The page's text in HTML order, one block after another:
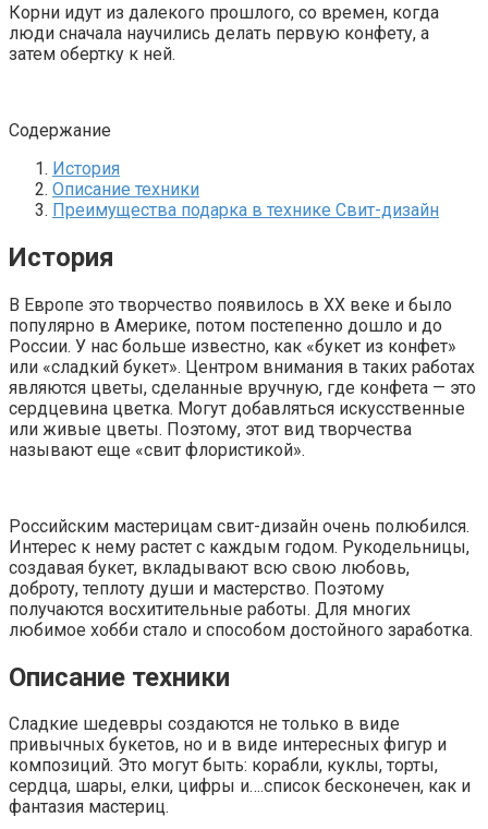
Корни идут из далекого прошлого, со времен, когда
люди сначала научились делать первую конфету, а
затем обертку к ней.
Содержание
История
Описание техники
Преимущества подарка в технике Свит-дизайн
История
В Европе это творчество появилось в XX веке и было
популярно в Америке, потом постепенно дошло и до
России. У нас больше известно, как «букет из конфет»
или «сладкий букет». Центром внимания в таких работах
являются цветы, сделанные вручную, где конфета — это
сердцевина цветка. Могут добавляться искусственные
или живые цветы. Поэтому, этот вид творчества
называют еще «свит флористикой».
Российским мастерицам свит-дизайн очень полюбился.
Интерес к нему растет с каждым годом. Рукодельницы,
создавая букет, вкладывают всю свою любовь,
доброту, теплоту души и мастерство. Поэтому
получаются восхитительные работы. Для многих
любимое хобби стало и способом достойного заработка.
Описание техники
Сладкие шедевры создаются не только в виде
привычных букетов, но и в виде интересных фигур и
композиций. Это могут быть: корабли, куклы, торты,
сердца, шары, елки, цифры и….список бесконечен, как и
фантазия мастериц.